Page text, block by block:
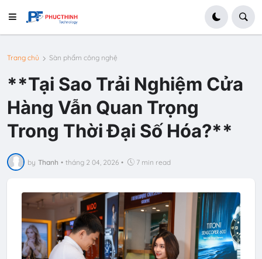
Trang chủ Sàn phẩm công nghệ
**Tại Sao Trải Nghiệm Cửa
Hàng Vẫn Quan Trọng
Trong Thời Đại Số Hóa?**
by Thanh • tháng 2 04, 2026 • 7 min read